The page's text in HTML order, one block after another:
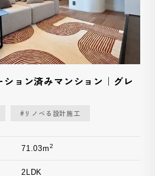
ション済みマンション｜グレ
#リノベる設計施工
71.03m2
2LDK